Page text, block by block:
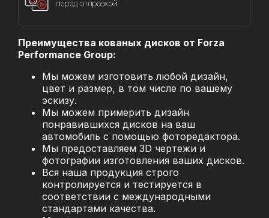
Преимущества кованых дисков от Forza
Performance Group:
Мы можем изготовить любой дизайн,
цвет и размер, в том числе по вашему
эскизу.
Мы можем примерить дизайн
понравившихся дисков на ваш
автомобиль с помощью фоторедактора.
Мы предоставляем 3D чертежи и
фотографии изготовления ваших дисков.
Вся наша продукция строго
контролируется и тестируется в
соответствии с международными
стандартами качества.